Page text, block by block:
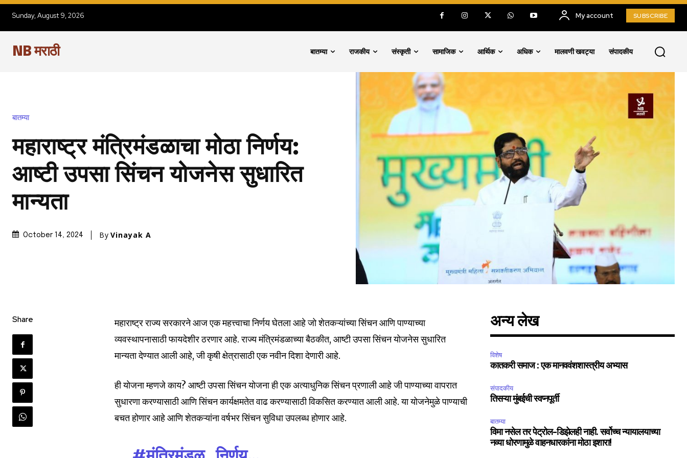
Sunday, August 9, 2026 My account SUBSCRIBE
NB मराठी बातम्या राजकीय संस्कृती सामाजिक आर्थिक अधिक मालवणी खवट्या संपादकीय
बातम्या
महाराष्ट्र मंत्रिमंडळाचा मोठा निर्णय:
आष्टी उपसा सिंचन योजनेस सुधारित
मान्यता
October 14, 2024 By Vinayak A
Share
महाराष्ट्र राज्य सरकारने आज एक महत्त्वाचा निर्णय घेतला आहे जो शेतकऱ्यांच्या सिंचन आणि पाण्याच्या
व्यवस्थापनासाठी फायदेशीर ठरणार आहे. राज्य मंत्रिमंडळाच्या बैठकीत, आष्टी उपसा सिंचन योजनेस सुधारित
मान्यता देण्यात आली आहे, जी कृषी क्षेत्रासाठी एक नवीन दिशा देणारी आहे.
ही योजना म्हणजे काय? आष्टी उपसा सिंचन योजना ही एक अत्याधुनिक सिंचन प्रणाली आहे जी पाण्याच्या वापरात
सुधारणा करण्यासाठी आणि सिंचन कार्यक्षमतेत वाढ करण्यासाठी विकसित करण्यात आली आहे. या योजनेमुळे पाण्याची
बचत होणार आहे आणि शेतकऱ्यांना वर्षभर सिंचन सुविधा उपलब्ध होणार आहे.
अन्य लेख
विशेष
कातकरी समाज : एक मानववंशशास्त्रीय अभ्यास
संपादकीय
तिसऱ्या मुंबईची स्वप्नपूर्ती
बातम्या
विमा नसेल तर पेट्रोल-डिझेलही नाही. सर्वोच्च न्यायालयाच्या
नव्या धोरणामुळे वाहनधारकांना मोठा इशारा!